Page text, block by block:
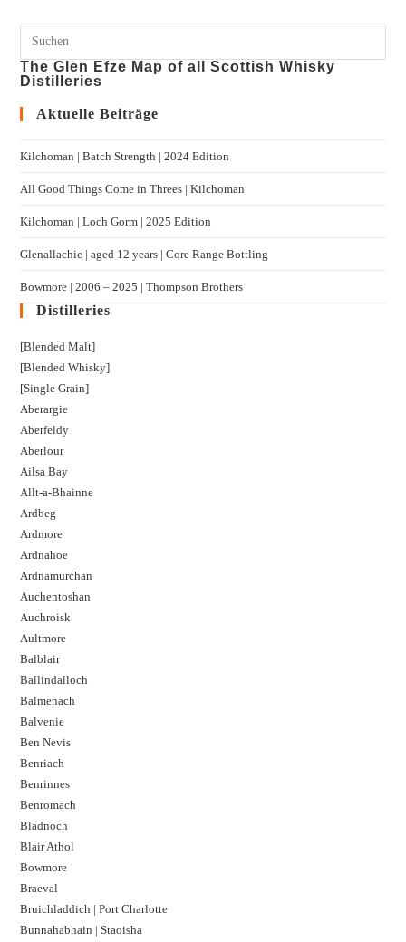
The Glen Efze Map of all Scottish Whisky
Distilleries
Aktuelle Beiträge
Kilchoman | Batch Strength | 2024 Edition
All Good Things Come in Threes | Kilchoman
Kilchoman | Loch Gorm​ | 2025 Edition
Glenallachie | aged 12 years | Core Range Bottling
Bowmore | 2006 – 2025 | Thompson Brothers
Distilleries
[Blended Malt]
[Blended Whisky]
[Single Grain]
Aberargie
Aberfeldy
Aberlour
Ailsa Bay
Allt-a-Bhainne
Ardbeg
Ardmore
Ardnahoe
Ardnamurchan
Auchentoshan
Auchroisk
Aultmore
Balblair
Ballindalloch
Balmenach
Balvenie
Ben Nevis
Benriach
Benrinnes
Benromach
Bladnoch
Blair Athol
Bowmore
Braeval
Bruichladdich | Port Charlotte
Bunnahabhain | Staoisha